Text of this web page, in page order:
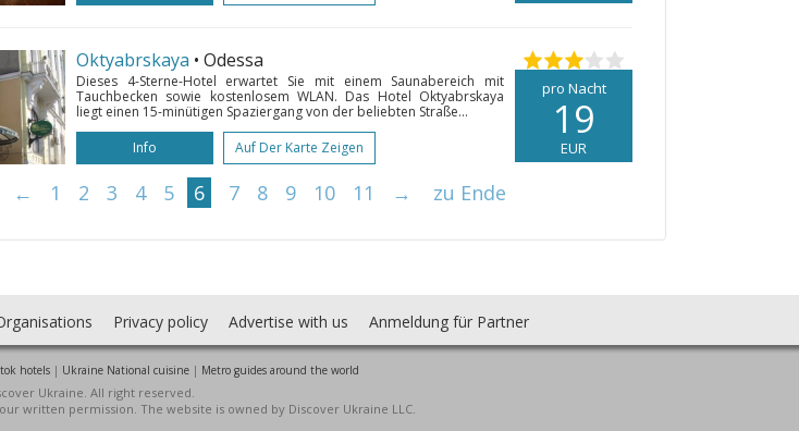
pro Nacht
19
EUR
Oktyabrskaya • Odessa
Dieses 4-Sterne-Hotel erwartet Sie mit einem Saunabereich mit
Tauchbecken sowie kostenlosem WLAN. Das Hotel Oktyabrskaya
liegt einen 15-minütigen Spaziergang von der beliebten Straße...
Info
Auf Der Karte Zeigen
← 1 2 3 4 5 6 7 8 9 10 11 → zu Ende
Privacy policy Advertise with us Anmeldung für Partner
hotels| Ukraine National cuisine| Metro guides around the world
Ukraine. All right reserved.
written permission. The website is owned by Discover Ukraine LLC.